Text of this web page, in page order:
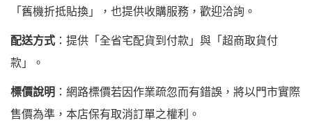
「舊機折抵貼換」，也提供收購服務，歡迎洽詢。
配送方式 ：提供「全省宅配貨到付款」與「超商取貨付
款」。
標價說明 ：網路標價若因作業疏忽而有錯誤，將以門市實際
售價為準，本店保有取消訂單之權利。